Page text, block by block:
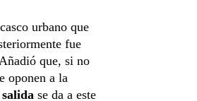
urbano que
fue
que, si no
oponen a la
se da a este